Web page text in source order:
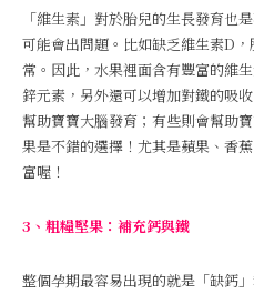
「維生素」對於胎兒的生長發育也
可能會出問題。比如缺乏維生素D
常。因此，水果裡面含有豐富的維
鋅元素，另外還可以增加對鐵的吸
幫助寶寶大腦發育；有些則會幫助
果是不錯的選擇！尤其是蘋果、香
富喔！
3、粗糧堅果：補充鈣與鐵
整個孕期最容易出現的就是「缺鈣